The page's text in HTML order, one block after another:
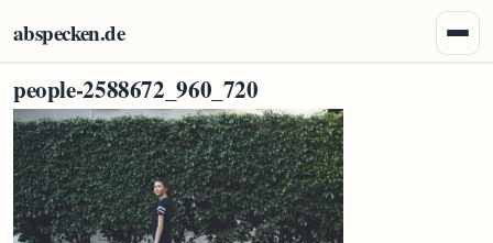
abspecken.de
people-2588672_960_720